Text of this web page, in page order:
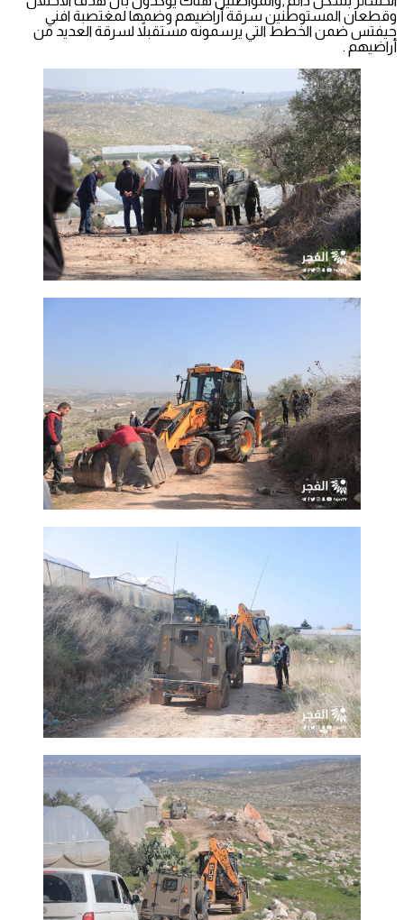
وقطعان المستوطنين سرقة أراضيهم وضمها لمغتصبة افني
حيفتس ضمن الخطط التي يرسمونه مستقبلاً لسرقة العديد من
أراضيهم .